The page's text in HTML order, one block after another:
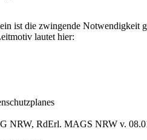
ist die zwingende Notwendigkeit
lautet hier:
NRW, RdErl. MAGS NRW v.